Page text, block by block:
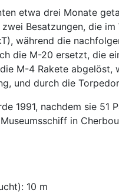
etwa drei Monate
Besatzungen, die
während die
die M-20 ersetzt, die
M-4 Rakete abgelöst,
und durch die
1991, nachdem sie 51
in
10 m